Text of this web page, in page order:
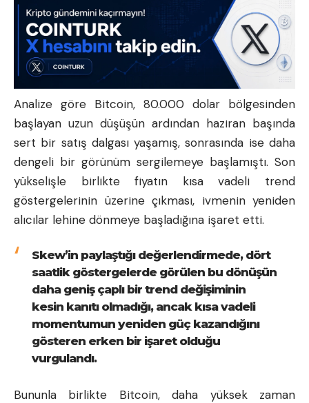
Analize göre Bitcoin, 80.000 dolar bölgesinden
başlayan uzun düşüşün ardından haziran başında
sert bir satış dalgası yaşamış, sonrasında ise daha
dengeli bir görünüm sergilemeye başlamıştı. Son
yükselişle birlikte fiyatın kısa vadeli trend
göstergelerinin üzerine çıkması, ivmenin yeniden
alıcılar lehine dönmeye başladığına işaret etti.
Skew’in paylaştığı değerlendirmede, dört
saatlik göstergelerde görülen bu dönüşün
daha geniş çaplı bir trend değişiminin
kesin kanıtı olmadığı, ancak kısa vadeli
momentumun yeniden güç kazandığını
gösteren erken bir işaret olduğu
vurgulandı.
Bununla birlikte Bitcoin, daha yüksek zaman